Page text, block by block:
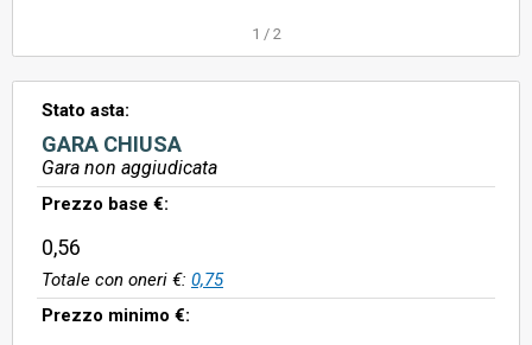
1 / 2
Stato asta:
GARA CHIUSA
Gara non aggiudicata
Prezzo base €:
0,56
Totale con oneri €: 0,75
Prezzo minimo €: